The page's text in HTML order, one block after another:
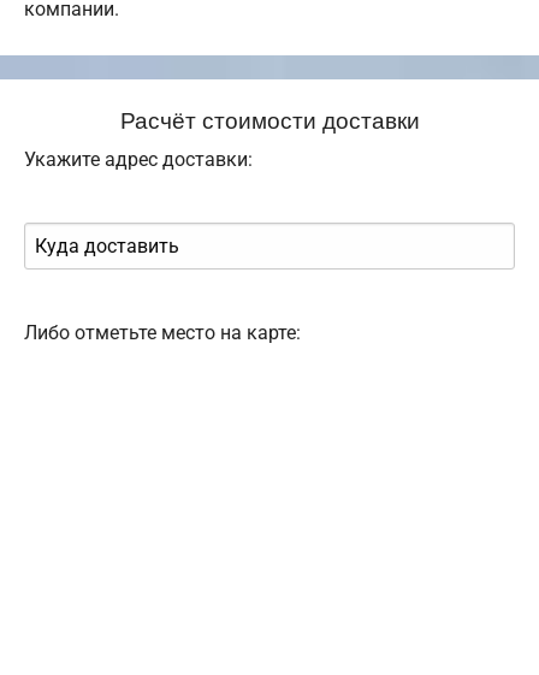
компании.
Расчёт стоимости доставки
Укажите адрес доставки:
Либо отметьте место на карте: